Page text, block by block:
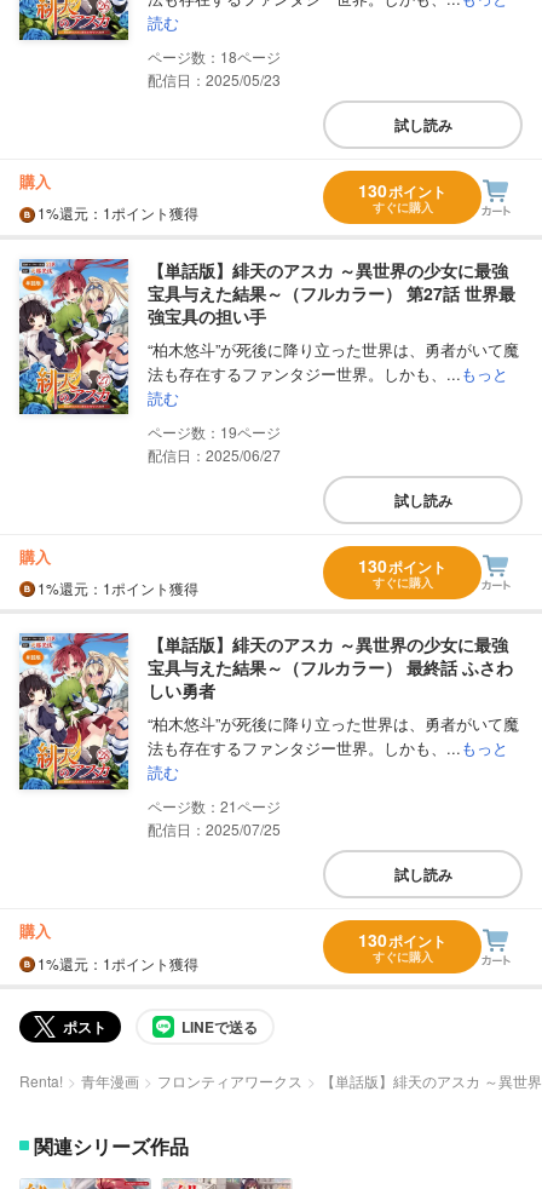
読む
18
配信日：2025/05/23
試し読み
購入
1%還元 ：1ポイント獲得
130ポイント
すぐに購入
【単話版】緋天のアスカ ～異世界の少女に最強
宝具与えた結果～（フルカラー） 第27話 世界最
強宝具の担い手
“柏木悠斗”が死後に降り立った世界は、勇者がいて魔
法も存在するファンタジー世界。しかも、...もっと
読む
19
配信日：2025/06/27
試し読み
購入
1%還元 ：1ポイント獲得
130ポイント
すぐに購入
【単話版】緋天のアスカ ～異世界の少女に最強
宝具与えた結果～（フルカラー） 最終話 ふさわ
しい勇者
“柏木悠斗”が死後に降り立った世界は、勇者がいて魔
法も存在するファンタジー世界。しかも、...もっと
読む
21
配信日：2025/07/25
試し読み
購入
1%還元 ：1ポイント獲得
130ポイント
すぐに購入
ポスト LINEで送る
Renta! 青年漫画 フロンティアワークス 【単話版】緋天のアスカ ～異世
関連シリーズ作品